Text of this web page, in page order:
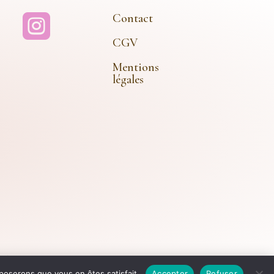

Contact
CGV
Mentions
légales
Doré – Tous Droits Réservés